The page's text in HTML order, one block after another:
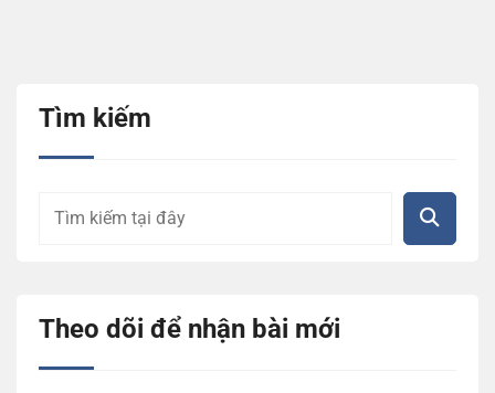
Tìm kiếm
Theo dõi để nhận bài mới